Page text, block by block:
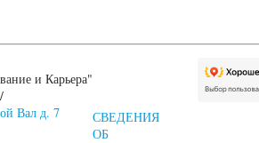
и Карьера"
/
Вал д. 7
СВЕДЕНИЯ
ОБ